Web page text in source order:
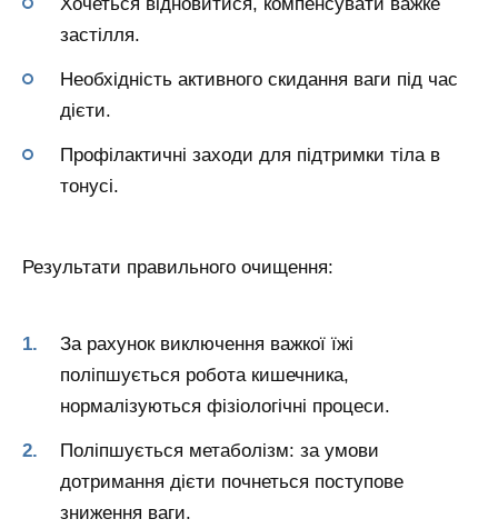
застілля.
Необхідність активного скидання ваги під час
дієти.
Профілактичні заходи для підтримки тіла в
тонусі.
Результати правильного очищення:
За рахунок виключення важкої їжі
поліпшується робота кишечника,
нормалізуються фізіологічні процеси.
Поліпшується метаболізм: за умови
дотримання дієти почнеться поступове
зниження ваги.